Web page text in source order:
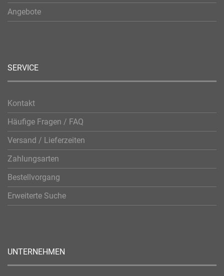
Angebote
SERVICE
Kontakt
Häufige Fragen / FAQ
Versand / Lieferzeiten
Zahlungsarten
Bestellvorgang
Erweiterte Suche
UNTERNEHMEN